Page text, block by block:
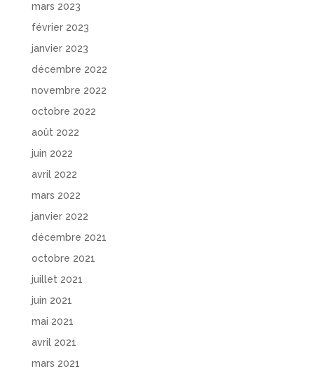
mars 2023
février 2023
janvier 2023
décembre 2022
novembre 2022
octobre 2022
août 2022
juin 2022
avril 2022
mars 2022
janvier 2022
décembre 2021
octobre 2021
juillet 2021
juin 2021
mai 2021
avril 2021
mars 2021